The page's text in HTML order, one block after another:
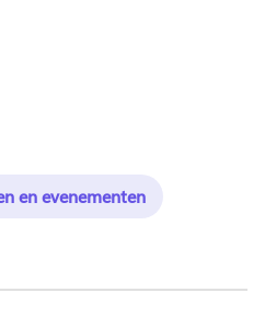
en evenementen